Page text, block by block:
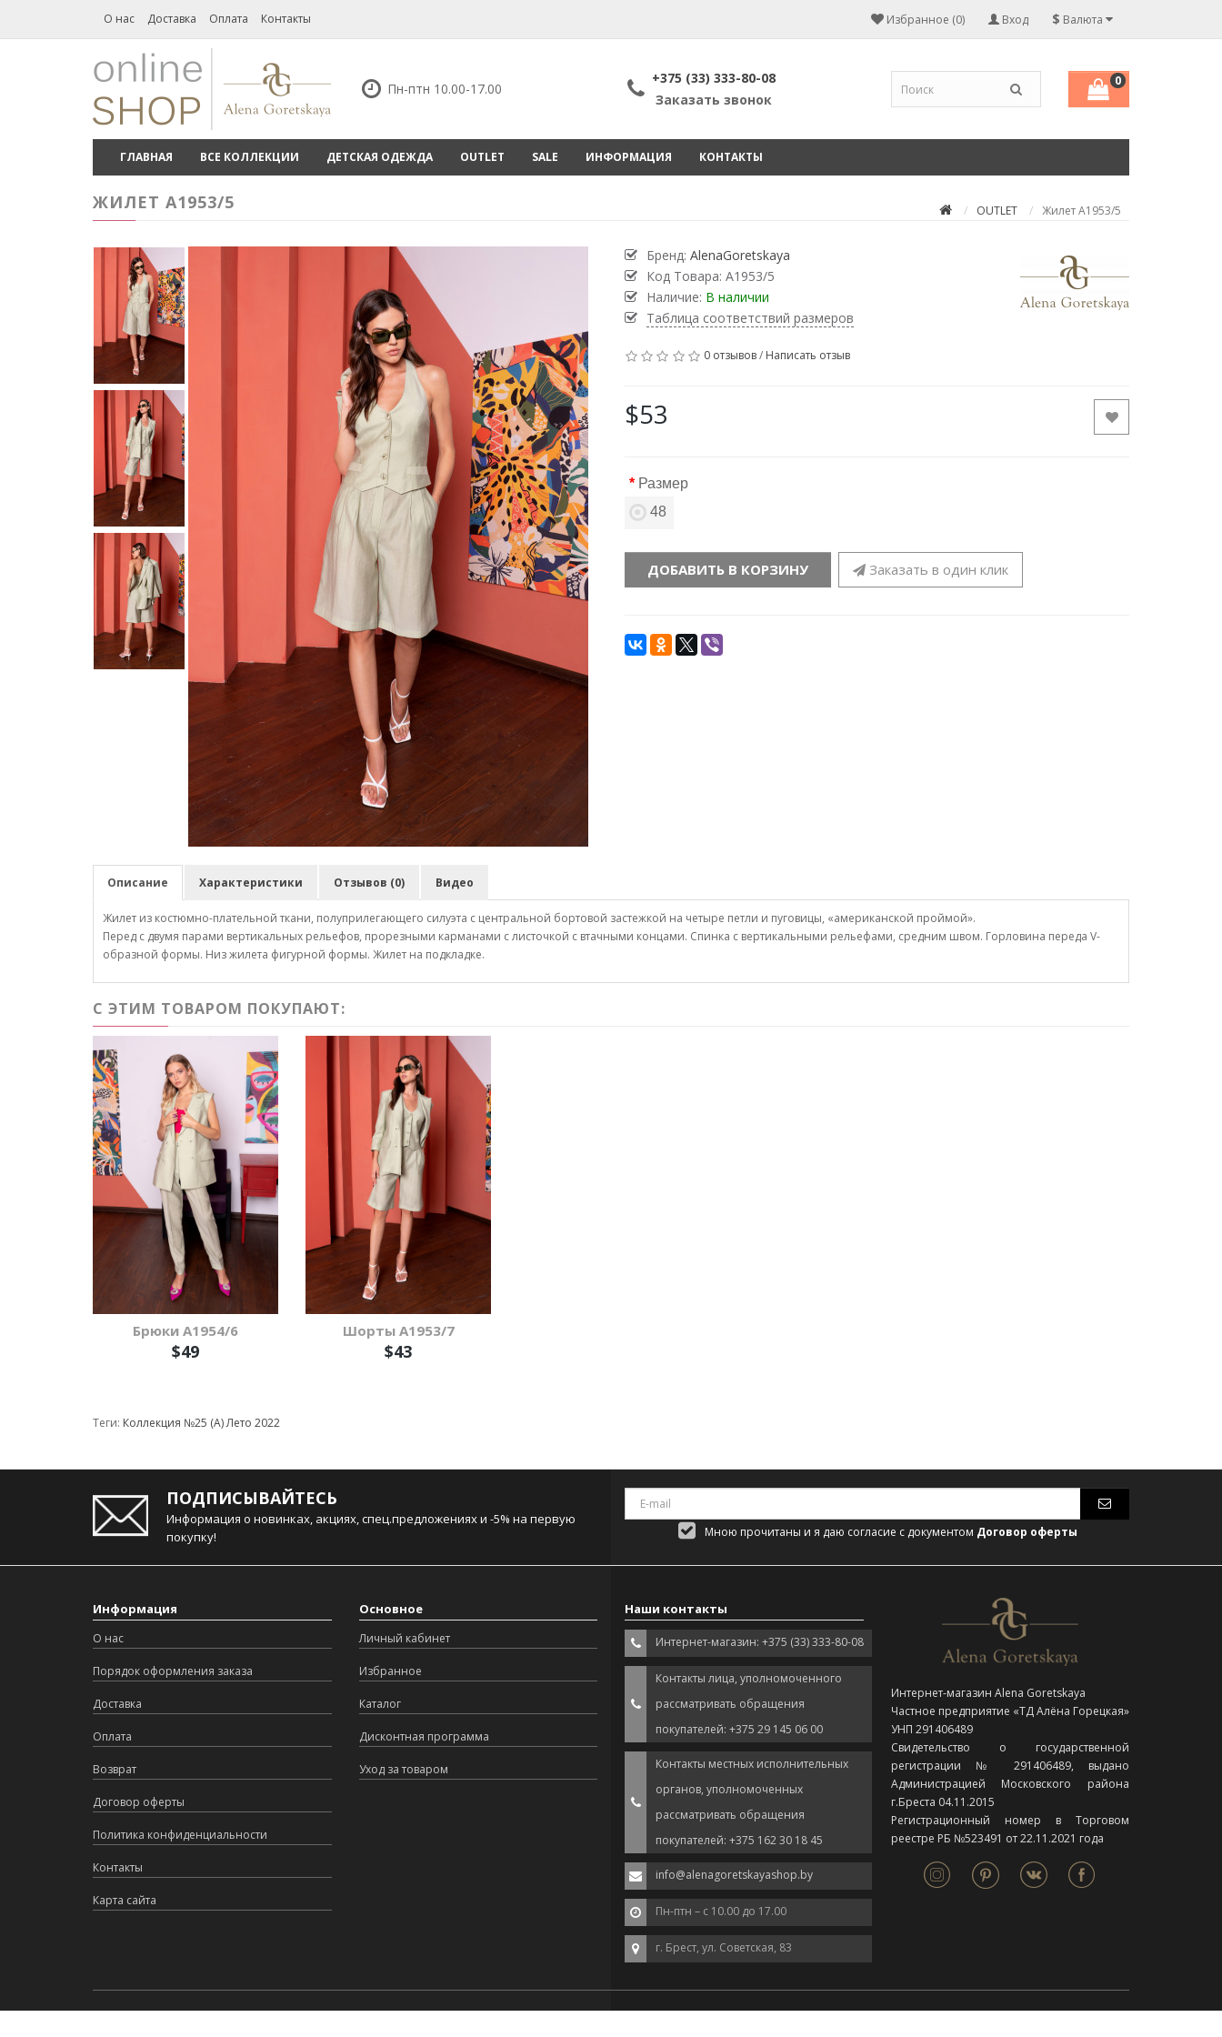
О нас Доставка Оплата Контакты $ Валюта
Вход
Избранное (0)
Пн-птн 10.00-17.00
+375 (33) 333-80-08
Заказать звонок
0
ГЛАВНАЯ ВСЕ КОЛЛЕКЦИИ ДЕТСКАЯ ОДЕЖДА OUTLET SALE ИНФОРМАЦИЯ КОНТАКТЫ
OUTLET Жилет A1953/5
ЖИЛЕТ A1953/5
Бренд: AlenaGoretskaya
Код Товара: A1953/5
Наличие: В наличии
Таблица соответствий размеров
0 отзывов/ Написать отзыв
$53
Размер
48
ДОБАВИТЬ В КОРЗИНУ Заказать в один клик
Описание Характеристики Отзывов (0) Видео
Жилет из костюмно-плательной ткани, полуприлегающего силуэта с центральной бортовой застежкой на четыре петли и пуговицы, «американской проймой».
Перед с двумя парами вертикальных рельефов, прорезными карманами с листочкой с втачными концами. Спинка с вертикальными рельефами, средним швом. Горловина переда V-
образной формы. Низ жилета фигурной формы. Жилет на подкладке.
С ЭТИМ ТОВАРОМ ПОКУПАЮТ:
Брюки A1954/6
$49
Шорты A1953/7
$43
Теги: Коллекция №25 (А) Лето 2022
ПОДПИСЫВАЙТЕСЬ
Информация о новинках, акциях, спец.предложениях и -5% на первую
покупку!
Мною прочитаны и я даю согласие с документом Договор оферты
Информация
О нас
Порядок оформления заказа
Доставка
Оплата
Возврат
Договор оферты
Политика конфиденциальности
Контакты
Карта сайта
Основное
Личный кабинет
Избранное
Каталог
Дисконтная программа
Уход за товаром
Наши контакты
Интернет-магазин: +375 (33) 333-80-08
Контакты лица, уполномоченного
рассматривать обращения
покупателей: +375 29 145 06 00
Контакты местных исполнительных
органов, уполномоченных
рассматривать обращения
покупателей: +375 162 30 18 45
info@alenagoretskayashop.by
Пн-птн – с 10.00 до 17.00
г. Брест, ул. Советская, 83
Интернет-магазин Alena Goretskaya
Частное предприятие «ТД Алёна Горецкая»
УНП 291406489
Свидетельство о государственной
регистрации № 291406489, выдано
Администрацией Московского района
г.Бреста 04.11.2015
Регистрационный номер в Торговом
реестре РБ №523491 от 22.11.2021 года